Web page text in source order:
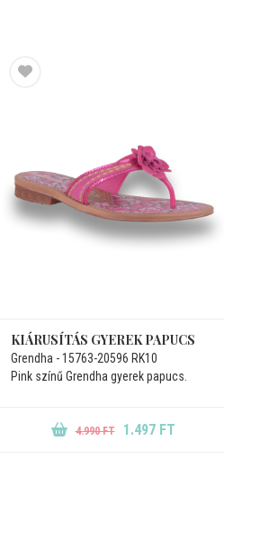
KIÁRUSÍTÁS GYEREK PAPUCS
Grendha - 15763-20596 RK10
Pink színű Grendha gyerek papucs.
4.990 FT 1.497 FT